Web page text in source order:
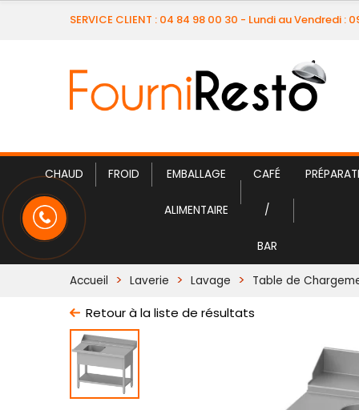
SERVICE CLIENT : 04 84 98 00 30 - Lundi au Vendredi :
CHAUD FROID EMBALLAGE
ALIMENTAIRE
CAFÉ
/
BAR
Accueil Laverie Lavage Table de
Retour à la liste de résultats